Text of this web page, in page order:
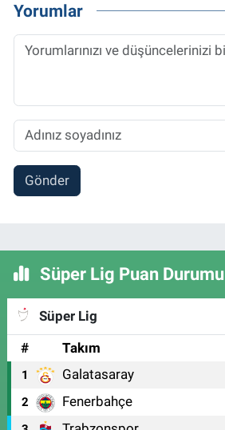
Yorumlar
Gönder
Süper Lig Puan Durumu
Süper Lig
#
Takım
1 Galatasaray
2 Fenerbahçe